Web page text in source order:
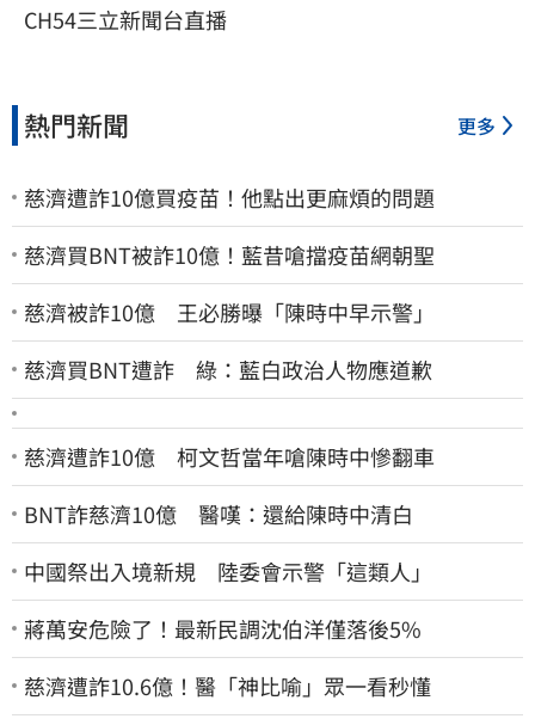
CH54三立新聞台直播
熱門新聞 更多
慈濟遭詐10億買疫苗！他點出更麻煩的問題
慈濟買BNT被詐10億！藍昔嗆擋疫苗網朝聖
慈濟被詐10億 王必勝曝「陳時中早示警」
慈濟買BNT遭詐 綠：藍白政治人物應道歉
慈濟遭詐10億 柯文哲當年嗆陳時中慘翻車
BNT詐慈濟10億 醫嘆：還給陳時中清白
中國祭出入境新規 陸委會示警「這類人」
蔣萬安危險了！最新民調沈伯洋僅落後5%
慈濟遭詐10.6億！醫「神比喻」眾一看秒懂